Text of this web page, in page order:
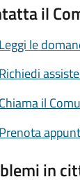
il
le
il
in